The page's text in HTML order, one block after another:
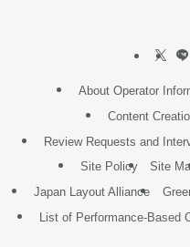
About Operator
Content
Review Requests and
Site Policy
Site
Japan Layout Alliance
List of Performance-Based